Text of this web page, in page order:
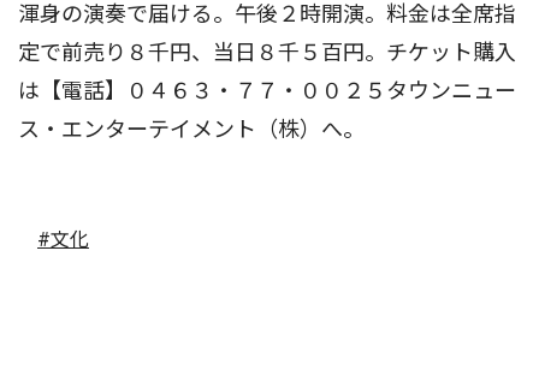
渾身の演奏で届ける。午後２時開演。料金は全席指
定で前売り８千円、当日８千５百円。チケット購入
は【電話】０４６３・７７・００２５タウンニュー
ス・エンターテイメント（株）へ。
#文化